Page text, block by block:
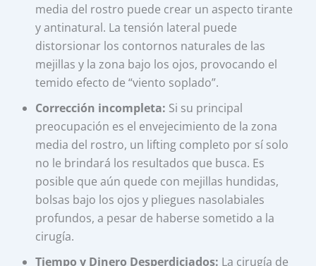
media del rostro puede crear un aspecto tirante
y antinatural. La tensión lateral puede
distorsionar los contornos naturales de las
mejillas y la zona bajo los ojos, provocando el
temido efecto de “viento soplado”.
Corrección incompleta: Si su principal
preocupación es el envejecimiento de la zona
media del rostro, un lifting completo por sí solo
no le brindará los resultados que busca. Es
posible que aún quede con mejillas hundidas,
bolsas bajo los ojos y pliegues nasolabiales
profundos, a pesar de haberse sometido a la
cirugía.
Tiempo y Dinero Desperdiciados: La cirugía de